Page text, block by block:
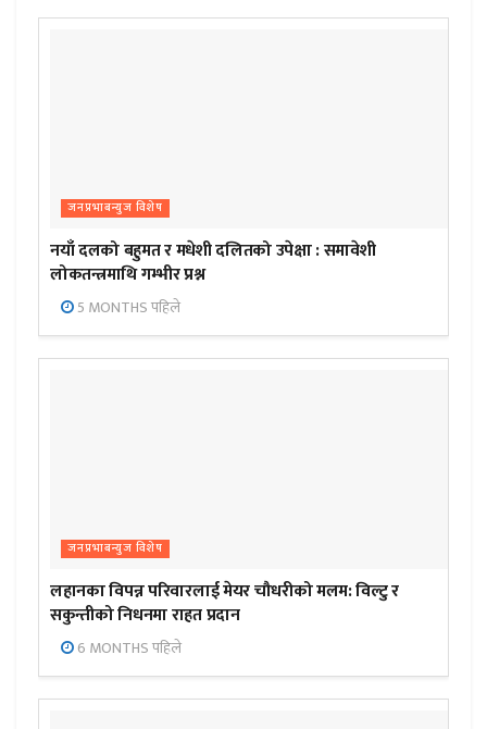
जनप्रभाबन्युज विशेष
नयाँ दलको बहुमत र मधेशी दलितको उपेक्षा : समावेशी
लोकतन्त्रमाथि गम्भीर प्रश्न
5 MONTHS पहिले
जनप्रभाबन्युज विशेष
लहानका विपन्न परिवारलाई मेयर चौधरीको मलम: विल्टु र
सकुन्तीको निधनमा राहत प्रदान
6 MONTHS पहिले